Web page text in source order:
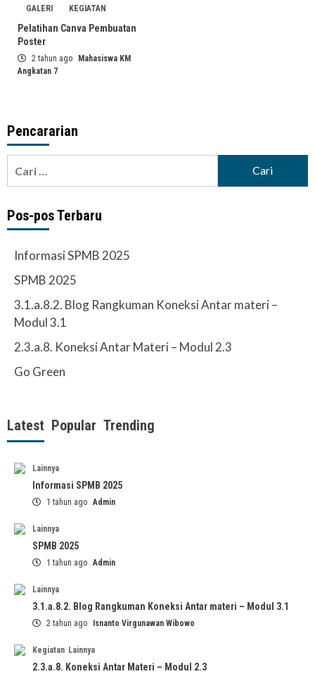
GALERI KEGIATAN
Pelatihan Canva Pembuatan
Poster
2 tahun ago
Mahasiswa KM
Angkatan 7
Pencararian
untuk:
Pos-pos Terbaru
Informasi SPMB 2025
SPMB 2025
3.1.a.8.2. Blog Rangkuman Koneksi Antar materi –
Modul 3.1
2.3.a.8. Koneksi Antar Materi – Modul 2.3
Go Green
Latest Popular Trending
Lainnya
Informasi SPMB 2025
1 tahun ago Admin
Lainnya
SPMB 2025
1 tahun ago Admin
Lainnya
3.1.a.8.2. Blog Rangkuman Koneksi Antar materi – Modul 3.1
2 tahun ago Isnanto Virgunawan Wibowo
Kegiatan Lainnya
2.3.a.8. Koneksi Antar Materi – Modul 2.3